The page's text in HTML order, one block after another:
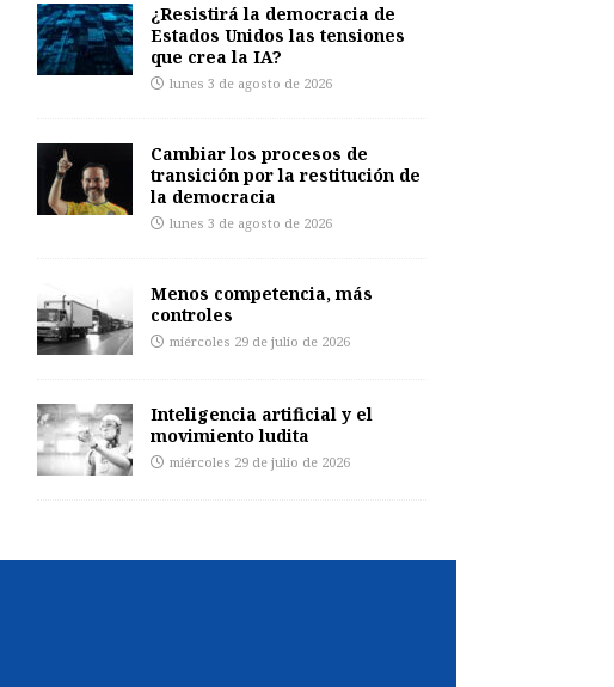
¿Resistirá la democracia de
Estados Unidos las tensiones
que crea la IA?
lunes 3 de agosto de 2026
Cambiar los procesos de
transición por la restitución de
la democracia
lunes 3 de agosto de 2026
Menos competencia, más
controles
miércoles 29 de julio de 2026
Inteligencia artificial y el
movimiento ludita
miércoles 29 de julio de 2026